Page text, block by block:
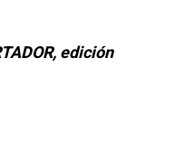
edición